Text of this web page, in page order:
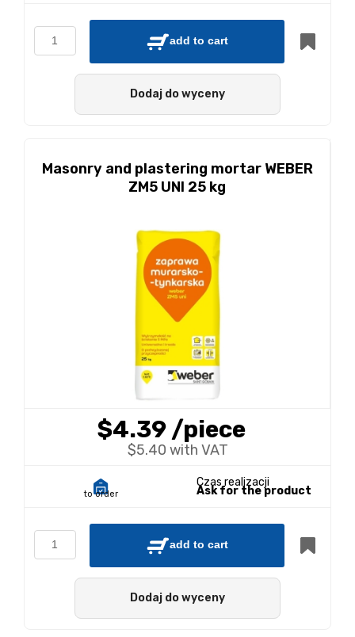
add to cart
Dodaj do wyceny
Masonry and plastering mortar WEBER
ZM5 UNI 25 kg
$4.39/piece
$5.40 with VAT
to order
Czas realizacji
Ask for the product
add to cart
Dodaj do wyceny